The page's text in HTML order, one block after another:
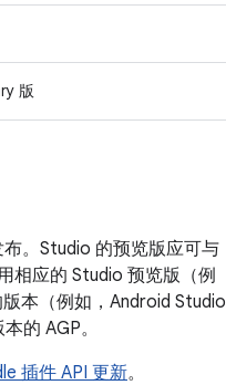
版
。Studio 的预览版应可与
相应的 Studio 预览版（例
本（例如，Android Studio
的 AGP。
插件 API 更新。